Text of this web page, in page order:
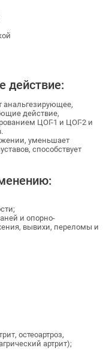
действие:
анальгезирующее,
действие,
ЦОГ-1 и ЦОГ-2 и
уменьшает
способствует
и опорно-
вывихи, переломы и
остеоартроз,
артрит);